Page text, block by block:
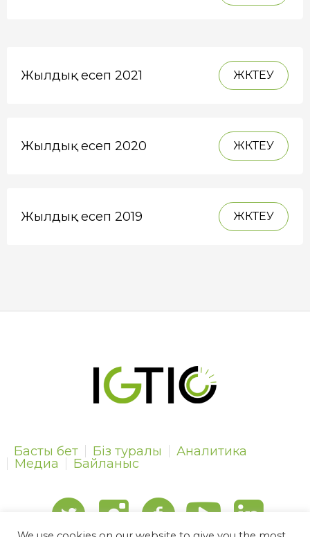
Жылдық есеп 2021 ЖҮКТЕУ
Жылдық есеп 2020 ЖҮКТЕУ
Жылдық есеп 2019 ЖҮКТЕУ
Басты бет Біз туралы
Аналитика
Медиа
Байланыс